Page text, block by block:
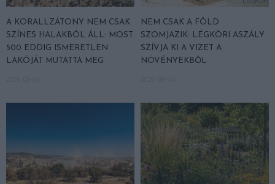
A KORALLZÁTONY NEM CSAK
SZÍNES HALAKBÓL ÁLL: MOST
500 EDDIG ISMERETLEN
LAKÓJÁT MUTATTA MEG
NEM CSAK A FÖLD
SZOMJAZIK: LÉGKÖRI ASZÁLY
SZÍVJA KI A VIZET A
NÖVÉNYEKBŐL